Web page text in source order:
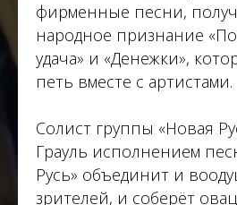
фирменные песни,
народное признание
удача» и «Денежки»,
петь вместе с артистами.
Солист группы «Новая
Грауль исполнением
Русь» объединит и
зрителей, и соберёт